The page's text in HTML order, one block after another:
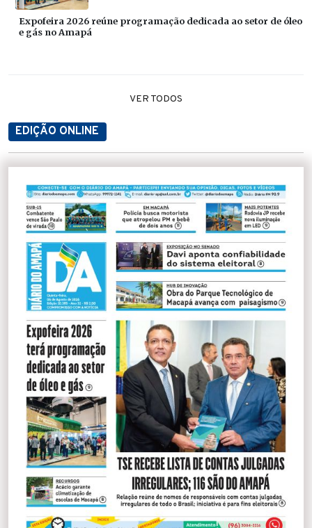
Expofeira 2026 reúne programação dedicada ao setor de óleo
e gás no Amapá
VER TODOS
EDIÇÃO ONLINE